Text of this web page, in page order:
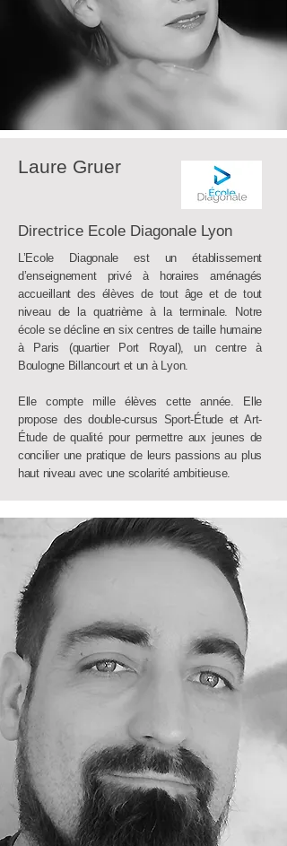
Laure Gruer
Directrice Ecole Diagonale Lyon
L’Ecole Diagonale est un établissement
d’enseignement privé à horaires aménagés
accueillant des élèves de tout âge et de tout
niveau de la quatrième à la terminale. Notre
école se décline en six centres de taille humaine
à Paris (quartier Port Royal), un centre à
Boulogne Billancourt et un à Lyon.
Elle compte mille élèves cette année. Elle
propose des double-cursus Sport-Étude et Art-
Étude de qualité pour permettre aux jeunes de
concilier une pratique de leurs passions au plus
haut niveau avec une scolarité ambitieuse.